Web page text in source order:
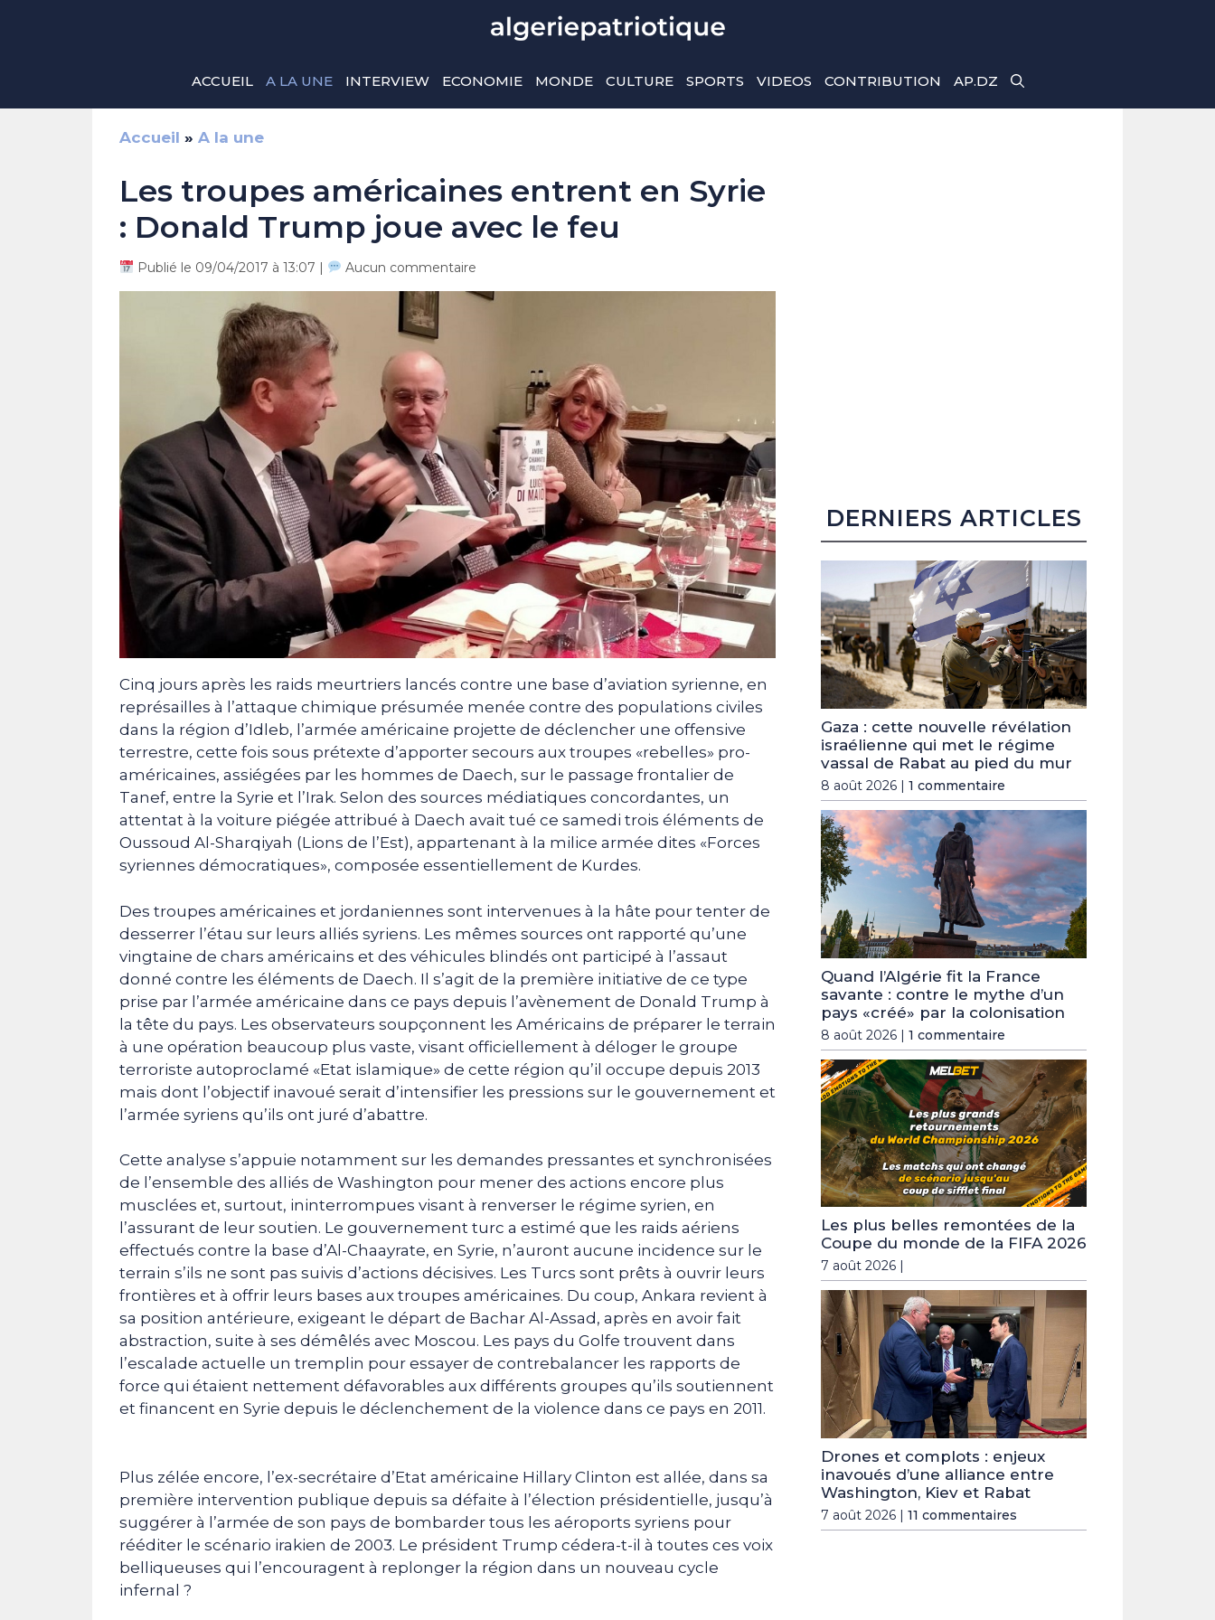
ACCUEIL A LA UNE INTERVIEW ECONOMIE MONDE CULTURE SPORTS VIDEOS CONTRIBUTION AP.DZ
Accueil » A la une
Les troupes américaines entrent en Syrie
: Donald Trump joue avec le feu
Publié le 09/04/2017 à 13:07 | Aucun commentaire
Cinq jours après les raids meurtriers lancés contre une base d’aviation syrienne, en
représailles à l’attaque chimique présumée menée contre des populations civiles
dans la région d’Idleb, l’armée américaine projette de déclencher une offensive
terrestre, cette fois sous prétexte d’apporter secours aux troupes «rebelles» pro-
américaines, assiégées par les hommes de Daech, sur le passage frontalier de
Tanef, entre la Syrie et l’Irak. Selon des sources médiatiques concordantes, un
attentat à la voiture piégée attribué à Daech avait tué ce samedi trois éléments de
Oussoud Al-Sharqiyah (Lions de l’Est), appartenant à la milice armée dites «Forces
syriennes démocratiques», composée essentiellement de Kurdes.
Des troupes américaines et jordaniennes sont intervenues à la hâte pour tenter de
desserrer l’étau sur leurs alliés syriens. Les mêmes sources ont rapporté qu’une
vingtaine de chars américains et des véhicules blindés ont participé à l’assaut
donné contre les éléments de Daech. Il s’agit de la première initiative de ce type
prise par l’armée américaine dans ce pays depuis l’avènement de Donald Trump à
la tête du pays. Les observateurs soupçonnent les Américains de préparer le terrain
à une opération beaucoup plus vaste, visant officiellement à déloger le groupe
terroriste autoproclamé «Etat islamique» de cette région qu’il occupe depuis 2013
mais dont l’objectif inavoué serait d’intensifier les pressions sur le gouvernement et
l’armée syriens qu’ils ont juré d’abattre.
Cette analyse s’appuie notamment sur les demandes pressantes et synchronisées
de l’ensemble des alliés de Washington pour mener des actions encore plus
musclées et, surtout, ininterrompues visant à renverser le régime syrien, en
l’assurant de leur soutien. Le gouvernement turc a estimé que les raids aériens
effectués contre la base d’Al-Chaayrate, en Syrie, n’auront aucune incidence sur le
terrain s’ils ne sont pas suivis d’actions décisives. Les Turcs sont prêts à ouvrir leurs
frontières et à offrir leurs bases aux troupes américaines. Du coup, Ankara revient à
sa position antérieure, exigeant le départ de Bachar Al-Assad, après en avoir fait
abstraction, suite à ses démêlés avec Moscou. Les pays du Golfe trouvent dans
l’escalade actuelle un tremplin pour essayer de contrebalancer les rapports de
force qui étaient nettement défavorables aux différents groupes qu’ils soutiennent
et financent en Syrie depuis le déclenchement de la violence dans ce pays en 2011.
Plus zélée encore, l’ex-secrétaire d’Etat américaine Hillary Clinton est allée, dans sa
première intervention publique depuis sa défaite à l’élection présidentielle, jusqu’à
suggérer à l’armée de son pays de bombarder tous les aéroports syriens pour
rééditer le scénario irakien de 2003. Le président Trump cédera-t-il à toutes ces voix
belliqueuses qui l’encouragent à replonger la région dans un nouveau cycle
infernal ?
DERNIERS ARTICLES
Gaza : cette nouvelle révélation
israélienne qui met le régime
vassal de Rabat au pied du mur
8 août 2026 | 1 commentaire
Quand l’Algérie fit la France
savante : contre le mythe d’un
pays «créé» par la colonisation
8 août 2026 | 1 commentaire
Les plus belles remontées de la
Coupe du monde de la FIFA 2026
7 août 2026 |
Drones et complots : enjeux
inavoués d’une alliance entre
Washington, Kiev et Rabat
7 août 2026 | 11 commentaires